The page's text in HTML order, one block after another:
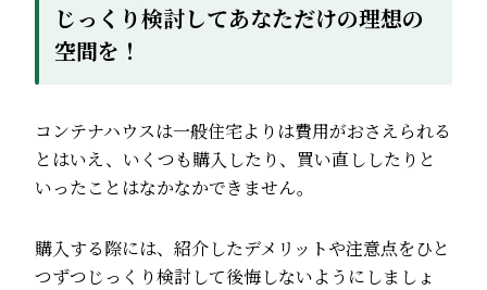
じっくり検討してあなただけの理想の
空間を！
コンテナハウスは一般住宅よりは費用がおさえられる
とはいえ、いくつも購入したり、買い直ししたりと
いったことはなかなかできません。
購入する際には、紹介したデメリットや注意点をひと
つずつじっくり検討して後悔しないようにしましょ